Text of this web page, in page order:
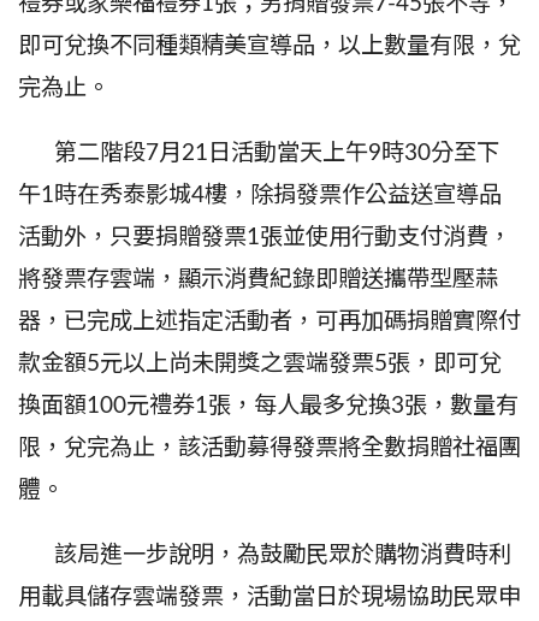
即可兌換不同種類精美宣導品，以上數量有限，兌
完為止。
第二階段7月 21 日活動當天上午9時30分至下
午1時在秀泰影城4樓，除捐發票作公益送宣導品
活動外，只要捐贈發票1張並使用行動支付消費，
將發票存雲端，顯示消費紀錄即贈送攜帶型壓蒜
器，已完成上述指定活動者，可再加碼捐贈實際付
款金額5元以上尚未開獎之雲端發票5張，即可兌
換面額100元禮券1張，每人最多兌換3張，數量有
限，兌完為止，該活動募得發票將全數捐贈社福團
體。
該局進一步說明，為鼓勵民眾於購物消費時利
用載具儲存雲端發票，活動當日於現場協助民眾申